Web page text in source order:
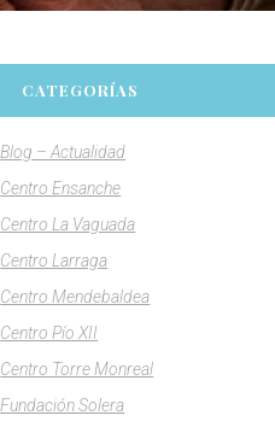
CATEGORÍAS
Blog – Actualidad
Centro Ensanche
Centro La Vaguada
Centro Larraga
Centro Mendebaldea
Centro Pío XII
Centro Torre Monreal
Fundación Solera